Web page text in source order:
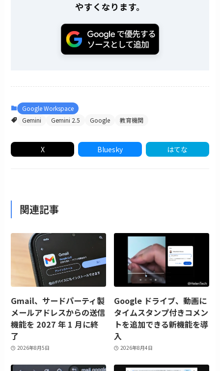
やすくなります。
Google Workspace
Gemini
Gemini 2.5 Google 教育機関
X Bluesky はてな
関連記事
Gmail、サードパーティ製
メールアドレスからの送信
機能を 2027 年 1 月に終
了
2026年8月5日
Google ドライブ、動画に
タイムスタンプ付きコメン
トを追加できる新機能を導
入
2026年8月4日